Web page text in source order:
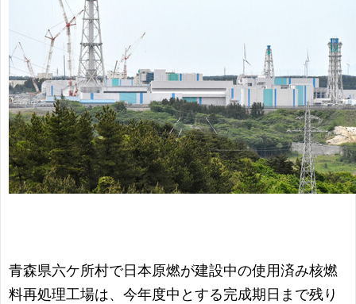
青森県六ケ所村で日本原燃が建設中の使用済み核燃
料再処理工場は、今年度中とする完成期日まで残り